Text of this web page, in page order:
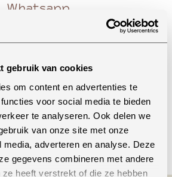
gebruik van cookies
om content en advertenties te
voor social media te bieden
te analyseren. Ook delen we
van onze site met onze
adverteren en analyse. Deze
gegevens combineren met andere
ze heeft verstrekt of die ze hebben
Whatsapp
winkel in Uden
Bellen